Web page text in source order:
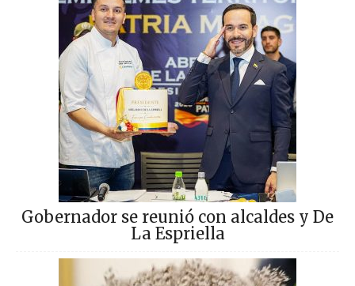
Gobernador se reunió con alcaldes y De
La Espriella